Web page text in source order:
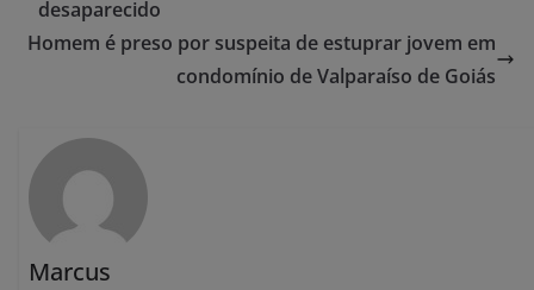
desaparecido
Homem é preso por suspeita de estuprar jovem em
condomínio de Valparaíso de Goiás
Marcus